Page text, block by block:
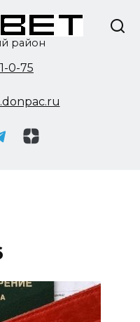
район
0-75